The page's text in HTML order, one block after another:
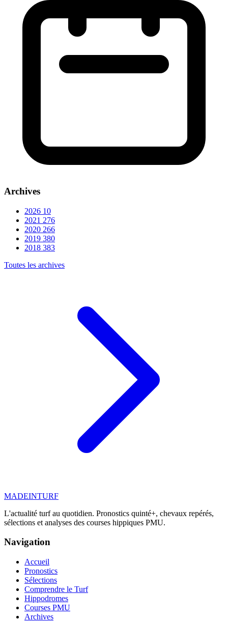
Archives
2026 10
2021 276
2020 266
2019 380
2018 383
Toutes les archives
MADEINTURF
L'actualité turf au quotidien. Pronostics quinté+, chevaux repérés,
sélections et analyses des courses hippiques PMU.
Navigation
Accueil
Pronostics
Sélections
Comprendre le Turf
Hippodromes
Courses PMU
Archives